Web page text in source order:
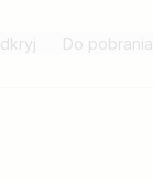
Do pobrania